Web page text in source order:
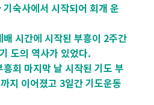
숙사에서 시작되어 회개 운
시간에 시작된 부흥이 2주간
도의 역사가 있었다.
회 마지막 날 시작된 기도 부
지 이어졌고 3일간 기도운동